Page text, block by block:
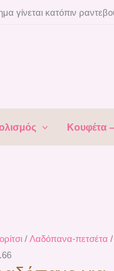
γίνεται κατόπιν
Κουφέτα
/ Λαδόπανα-πετσέτα